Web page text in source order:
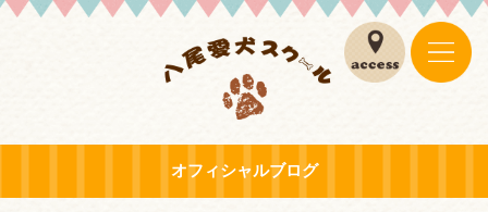
オフィシャルブログ